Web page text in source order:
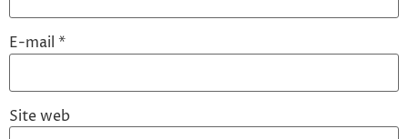
E-mail *
Site web